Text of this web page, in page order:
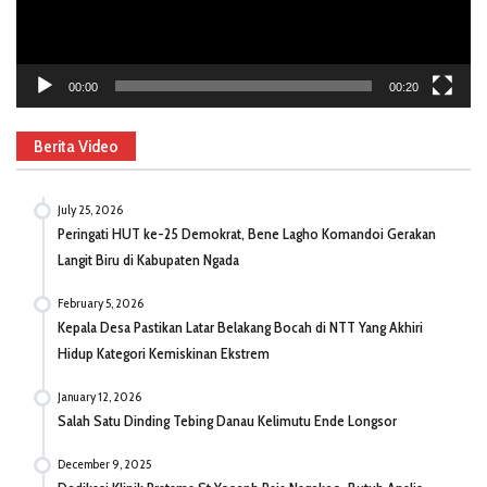
00:00 00:20
Berita Video
July 25, 2026
Peringati HUT ke-25 Demokrat, Bene Lagho Komandoi Gerakan
Langit Biru di Kabupaten Ngada
February 5, 2026
Kepala Desa Pastikan Latar Belakang Bocah di NTT Yang Akhiri
Hidup Kategori Kemiskinan Ekstrem
January 12, 2026
Salah Satu Dinding Tebing Danau Kelimutu Ende Longsor
December 9, 2025